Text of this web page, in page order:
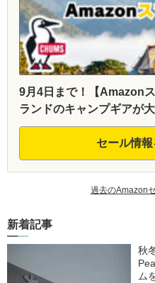
9月4日まで！【Amazon
ランドのキャンプギアが大
セール情報
過去のAmazon
新着記事
秋
ム